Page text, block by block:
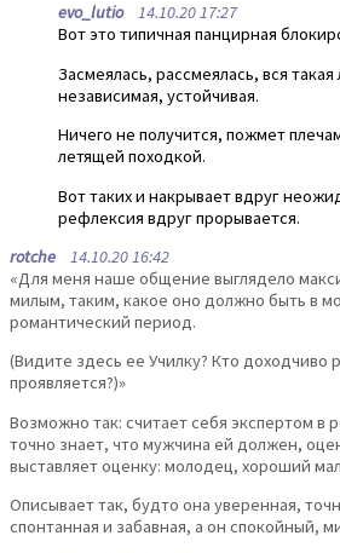
evo_lutio14.10.20 17:27
Вот это типичная панцирная
Засмеялась, рассмеялась, вся такая
независимая, устойчивая.
Ничего не получится, пожмет
летящей походкой.
Вот таких и накрывает вдруг
рефлексия вдруг прорывается.
rotche 14.10.20 16:42
«Для меня наше общение выглядело
милым, таким, какое оно должно быть в
романтический период.
(Видите здесь ее Училку? Кто доходчиво
проявляется?)»
Возможно так: считает себя экспертом в
точно знает, что мужчина ей должен,
выставляет оценку: молодец, хороший
Описывает так, будто она уверенная,
спонтанная и забавная, а он спокойный,